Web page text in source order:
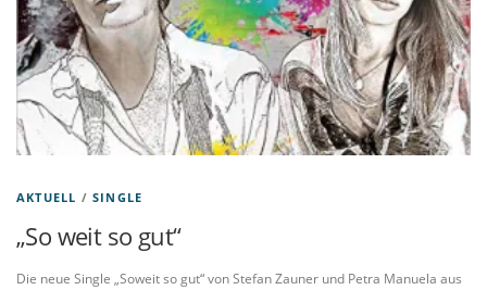
AKTUELL /SINGLE
„So weit so gut“
Die neue Single „Soweit so gut“ von Stefan Zauner und Petra Manuela aus